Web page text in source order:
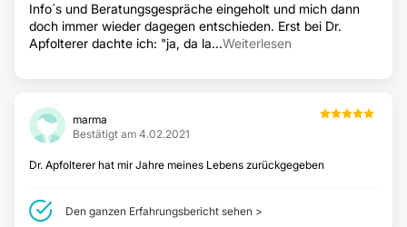
Hyperhidrose
Lippenvergrößerung mit Hyaluronsäure
Resurfacing
DERMATOLOGIE
Muttermale entfernen
Info´s und Beratungsgespräche eingeholt und mich dann
doch immer wieder dagegen entschieden. Erst bei Dr.
Apfolterer dachte ich: "ja, da la...Weiterlesen
marma
Bestätigt am 4.02.2021
Dr. Apfolterer hat mir Jahre meines Lebens zurückgegeben
Den ganzen Erfahrungsbericht sehen >